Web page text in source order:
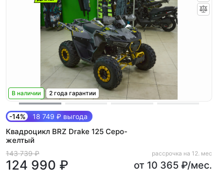
В наличии 2 года гарантии
-14% 18 749 ₽ выгода
Квадроцикл BRZ Drake 125 Серо-
желтый
143 739 ₽
124 990 ₽
рассрочка на 12. мес
от 10 365 ₽/мес.